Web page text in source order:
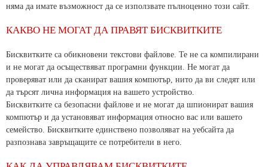
няма да имате възможност да се използвате пълноценно този сайт.
КАКВО НЕ МОГАТ ДА ПРАВЯТ БИСКВИТКИТЕ
Бисквитките са обикновени текстови файлове. Те не са компилирани
и не могат да осъществяват програмни функции. Не могат да
проверяват или да сканират вашия компютър, нито да ви следят или
да търсят лична информация на вашето устройство.
Бисквитките са безопасни файлове и не могат да шпионират вашия
компютър и да установяват информация относно вас или вашето
семейство. Бисквитките единствено позволяват на уебсайта да
разпознава завръщащите се потребители в него.